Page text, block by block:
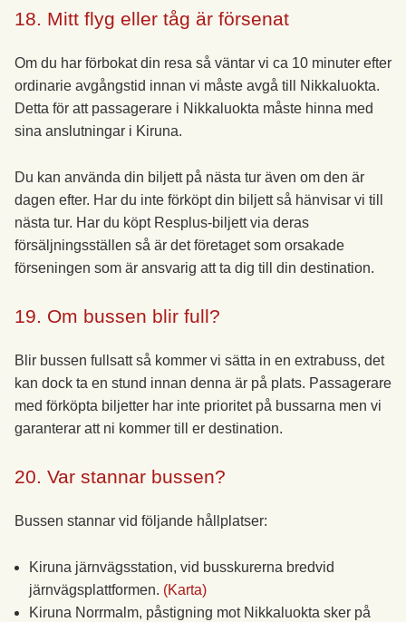
18. Mitt flyg eller tåg är försenat
Om du har förbokat din resa så väntar vi ca 10 minuter efter
ordinarie avgångstid innan vi måste avgå till Nikkaluokta.
Detta för att passagerare i Nikkaluokta måste hinna med
sina anslutningar i Kiruna.
Du kan använda din biljett på nästa tur även om den är
dagen efter. Har du inte förköpt din biljett så hänvisar vi till
nästa tur. Har du köpt Resplus-biljett via deras
försäljningsställen så är det företaget som orsakade
förseningen som är ansvarig att ta dig till din destination.
19. Om bussen blir full?
Blir bussen fullsatt så kommer vi sätta in en extrabuss, det
kan dock ta en stund innan denna är på plats. Passagerare
med förköpta biljetter har inte prioritet på bussarna men vi
garanterar att ni kommer till er destination.
20. Var stannar bussen?
Bussen stannar vid följande hållplatser:
Kiruna järnvägsstation, vid busskurerna bredvid
järnvägsplattformen. (Karta)
Kiruna Norrmalm, påstigning mot Nikkaluokta sker på